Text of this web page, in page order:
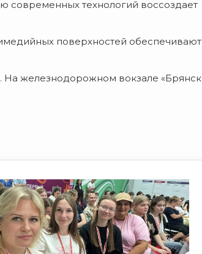
современных технологий воссоздает
поверхностей обеспечивают
На железнодорожном вокзале «Брянск